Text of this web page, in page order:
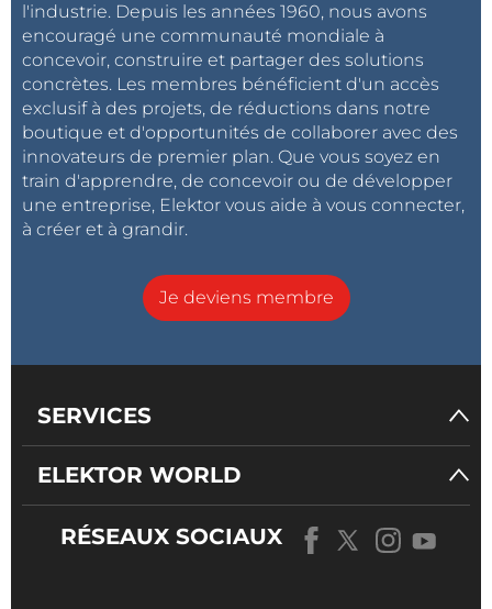
l'industrie. Depuis les années 1960, nous avons
encouragé une communauté mondiale à
concevoir, construire et partager des solutions
concrètes. Les membres bénéficient d'un accès
exclusif à des projets, de réductions dans notre
boutique et d'opportunités de collaborer avec des
innovateurs de premier plan. Que vous soyez en
train d'apprendre, de concevoir ou de développer
une entreprise, Elektor vous aide à vous connecter,
à créer et à grandir.
Je deviens membre
SERVICES
ELEKTOR WORLD
RÉSEAUX SOCIAUX